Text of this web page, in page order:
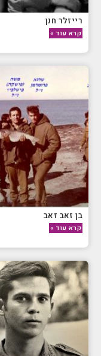
רייזלר חנן
קרא עוד »
בן זאב זאב
קרא עוד »